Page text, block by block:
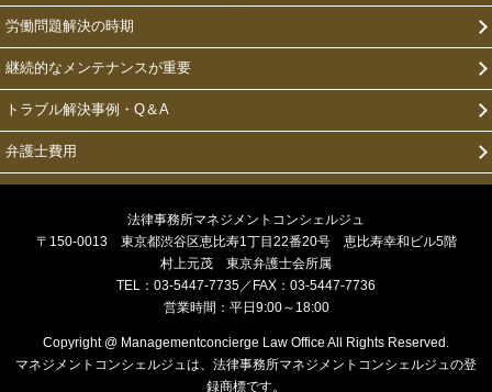
労働問題解決の時期
継続的なメンテナンスが重要
トラブル解決事例・Q＆A
弁護士費用
法律事務所マネジメントコンシェルジュ
〒150-0013 東京都渋谷区恵比寿1丁目22番20号 恵比寿幸和ビル5階
村上元茂 東京弁護士会所属
TEL：03-5447-7735／FAX：03-5447-7736
営業時間：平日9:00～18:00
Copyright @ Managementconcierge Law Office All Rights Reserved.
マネジメントコンシェルジュは、法律事務所マネジメントコンシェルジュの登
録商標です。